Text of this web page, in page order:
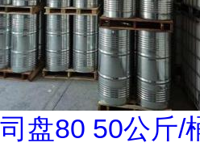
司盘80 50公斤/